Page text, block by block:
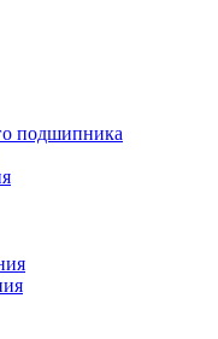
подшипника